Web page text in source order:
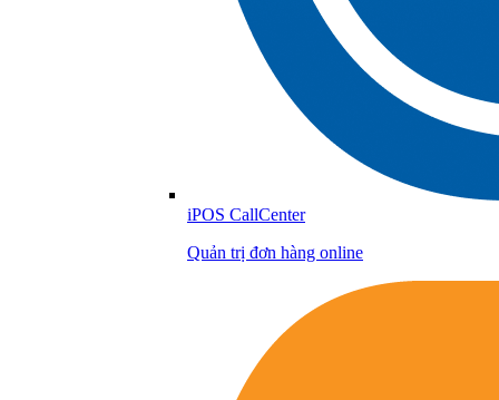
iPOS CallCenter
Quản trị đơn hàng online